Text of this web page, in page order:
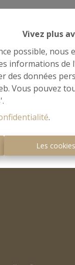
Vivez plus
possible, nous
informations de
des données
Vous pouvez
.
Les